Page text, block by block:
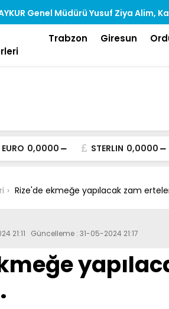
Genel Müdürü Yusuf Ziya Alim,
Katıldı
Trabzon Giresun
EURO 0,0000 STERLIN 0,0000
Rize'de ekmeğe yapılacak zam
21:11 Güncelleme : 31-05-2024 21:17